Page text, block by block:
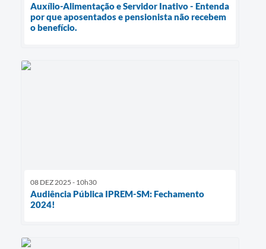
Auxílio-Alimentação e Servidor Inativo - Entenda
por que aposentados e pensionista não recebem
o benefício.
08 DEZ 2025 - 10h30
Audiência Pública IPREM-SM: Fechamento
2024!